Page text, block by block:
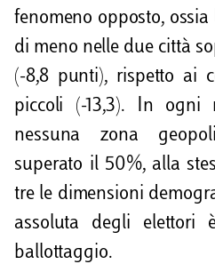
fenomeno opposto,
di meno nelle due città
(-8,8 punti), rispetto ai
piccoli (-13,3). In ogni
nessuna zona
superato il 50%, alla
tre le dimensioni
assoluta degli elettori
ballottaggio.